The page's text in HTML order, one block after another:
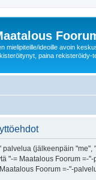
mielipiteille/ideoille avoin
paina rekisteröidy-
(jälkeenpäin
"-= Maatalous Foorum =-
Foorum =-"-